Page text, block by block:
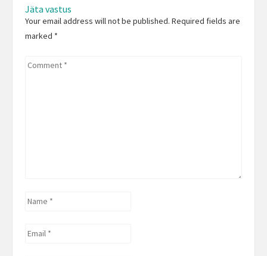
Jäta vastus
Your email address will not be published. Required fields are
marked *
Comment
Name
Email